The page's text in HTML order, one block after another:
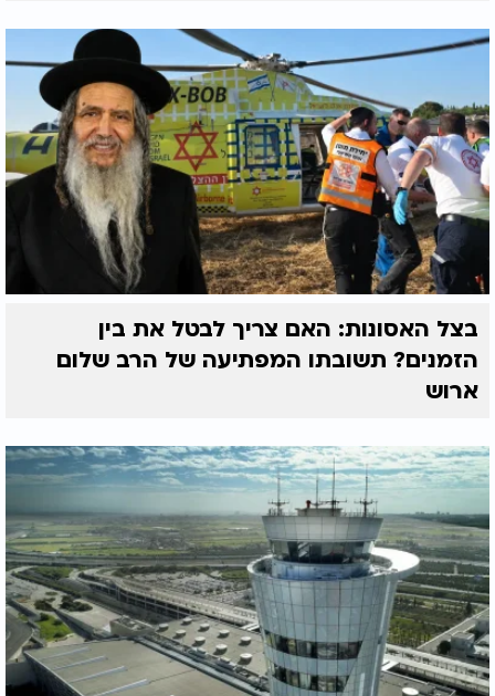
בצל האסונות: האם צריך לבטל את בין
הזמנים? תשובתו המפתיעה של הרב שלום
ארוש